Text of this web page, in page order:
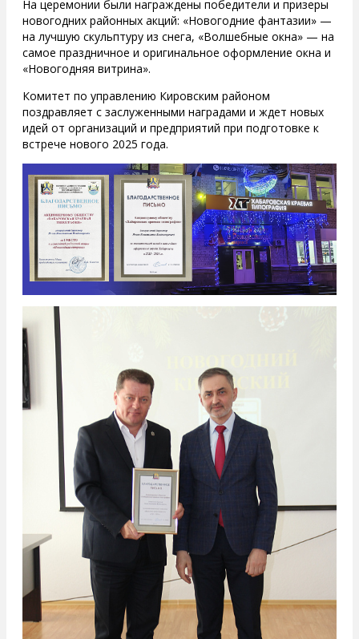
На церемонии были награждены победители и призеры
новогодних районных акций: «Новогодние фантазии» —
на лучшую скульптуру из снега, «Волшебные окна» — на
самое праздничное и оригинальное оформление окна и
«Новогодняя витрина».
Комитет по управлению Кировским районом
поздравляет с заслуженными наградами и ждет новых
идей от организаций и предприятий при подготовке к
встрече нового 2025 года.